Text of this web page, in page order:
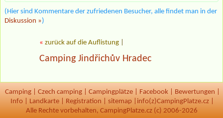
(Hier sind Kommentare der zufriedenen Besucher, alle findet man in der
Diskussion »)
« zurück auf die Auflistung
Camping Jindřichův Hradec
Camping Czech camping Campingplätze Facebook Bewertungen
Info
Landkarte Registration sitemap
info(z)CampingPlatze.cz |
Alle Rechte vorbehalten, CampingPlatze.cz (c) 2006-2026